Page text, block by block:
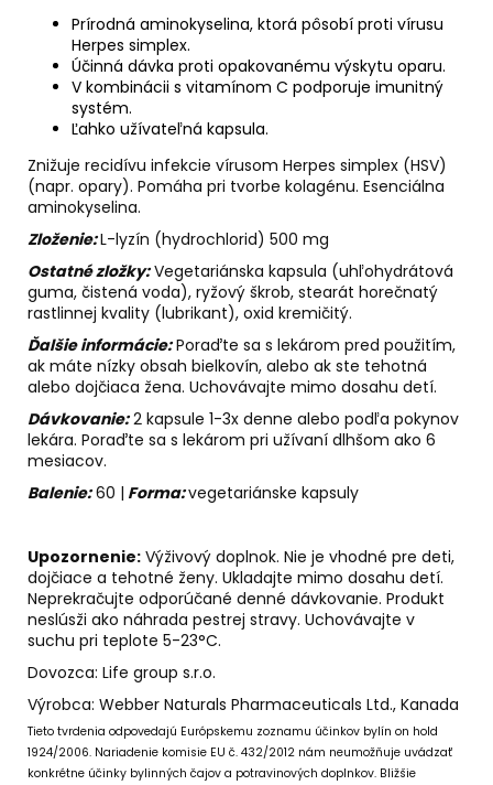
Prírodná aminokyselina, ktorá pôsobí proti vírusu
Herpes simplex.
Účinná dávka proti opakovanému výskytu oparu.
V kombinácii s vitamínom C podporuje imunitný
systém.
Ľahko užívateľná kapsula.
Znižuje recidívu infekcie vírusom Herpes simplex (HSV)
(napr. opary). Pomáha pri tvorbe kolagénu. Esenciálna
aminokyselina.
Zloženie:L-lyzín (hydrochlorid) 500 mg
Ostatné zložky:Vegetariánska kapsula (uhľohydrátová
guma, čistená voda), ryžový škrob, stearát horečnatý
rastlinnej kvality (lubrikant), oxid kremičitý.
Ďalšie informácie:Poraďte sa s lekárom pred použitím,
ak máte nízky obsah bielkovín, alebo ak ste tehotná
alebo dojčiaca žena. Uchovávajte mimo dosahu detí.
Dávkovanie:2 kapsule 1-3x denne alebo podľa pokynov
lekára. Poraďte sa s lekárom pri užívaní dlhšom ako 6
mesiacov.
Balenie:60 | Forma:vegetariánske kapsuly
Upozornenie: Výživový doplnok. Nie je vhodné pre deti,
dojčiace a tehotné ženy. Ukladajte mimo dosahu detí.
Neprekračujte odporúčané denné dávkovanie. Produkt
neslúsži ako náhrada pestrej stravy. Uchovávajte v
suchu pri teplote 5-23°C.
Dovozca: Life group s.r.o.
Výrobca: Webber Naturals Pharmaceuticals Ltd., Kanada
Tieto tvrdenia odpovedajú Európskemu zoznamu účinkov bylín on hold
1924/2006. Nariadenie komisie EU č. 432/2012 nám neumožňuje uvádzať
konkrétne účinky bylinných čajov a potravinových doplnkov. Bližšie